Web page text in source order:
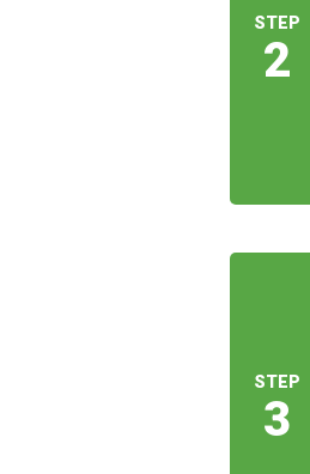
STEP
2
STEP
3